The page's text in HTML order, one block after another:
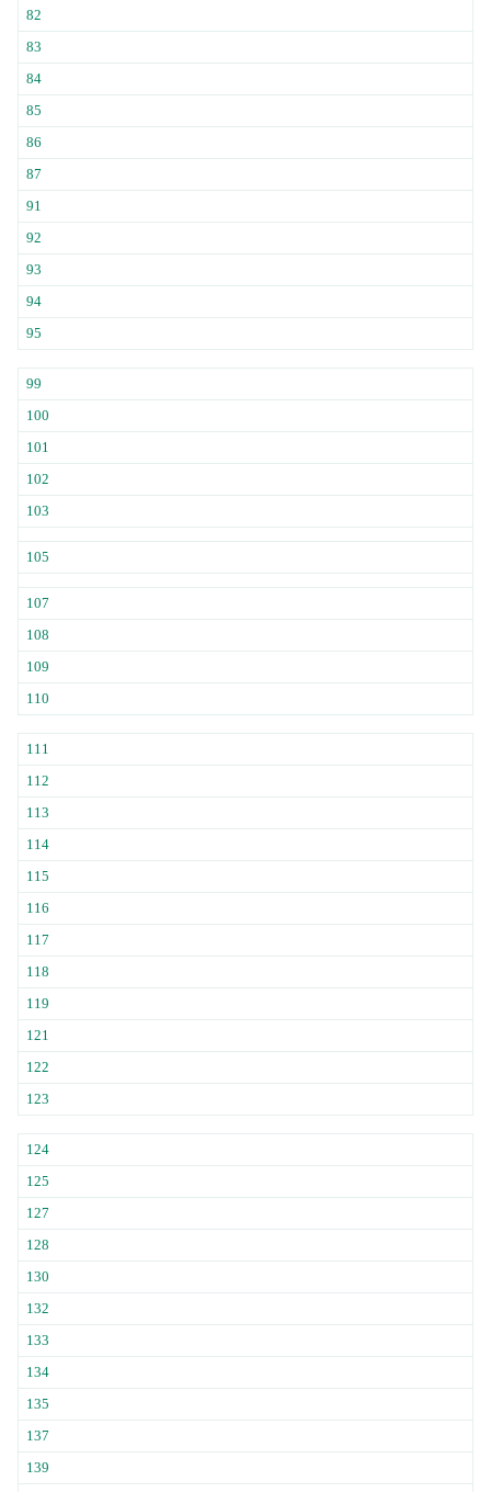
82
83
84
85
86
87
91
92
93
94
95
99
100
101
102
103
105
107
108
109
110
111
112
113
114
115
116
117
118
119
121
122
123
124
125
127
128
130
132
133
134
135
137
139